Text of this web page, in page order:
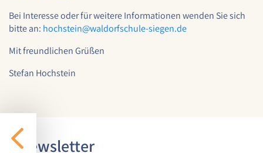
Bei Interesse oder für weitere Informationen wenden Sie sich
bitte an: hochstein@waldorfschule-siegen.de
Mit freundlichen Grüßen
Stefan Hochstein
Newsletter
Google Analytics
google_analytics
Anbieter:
Verbesserung der Benutzererfahrung.